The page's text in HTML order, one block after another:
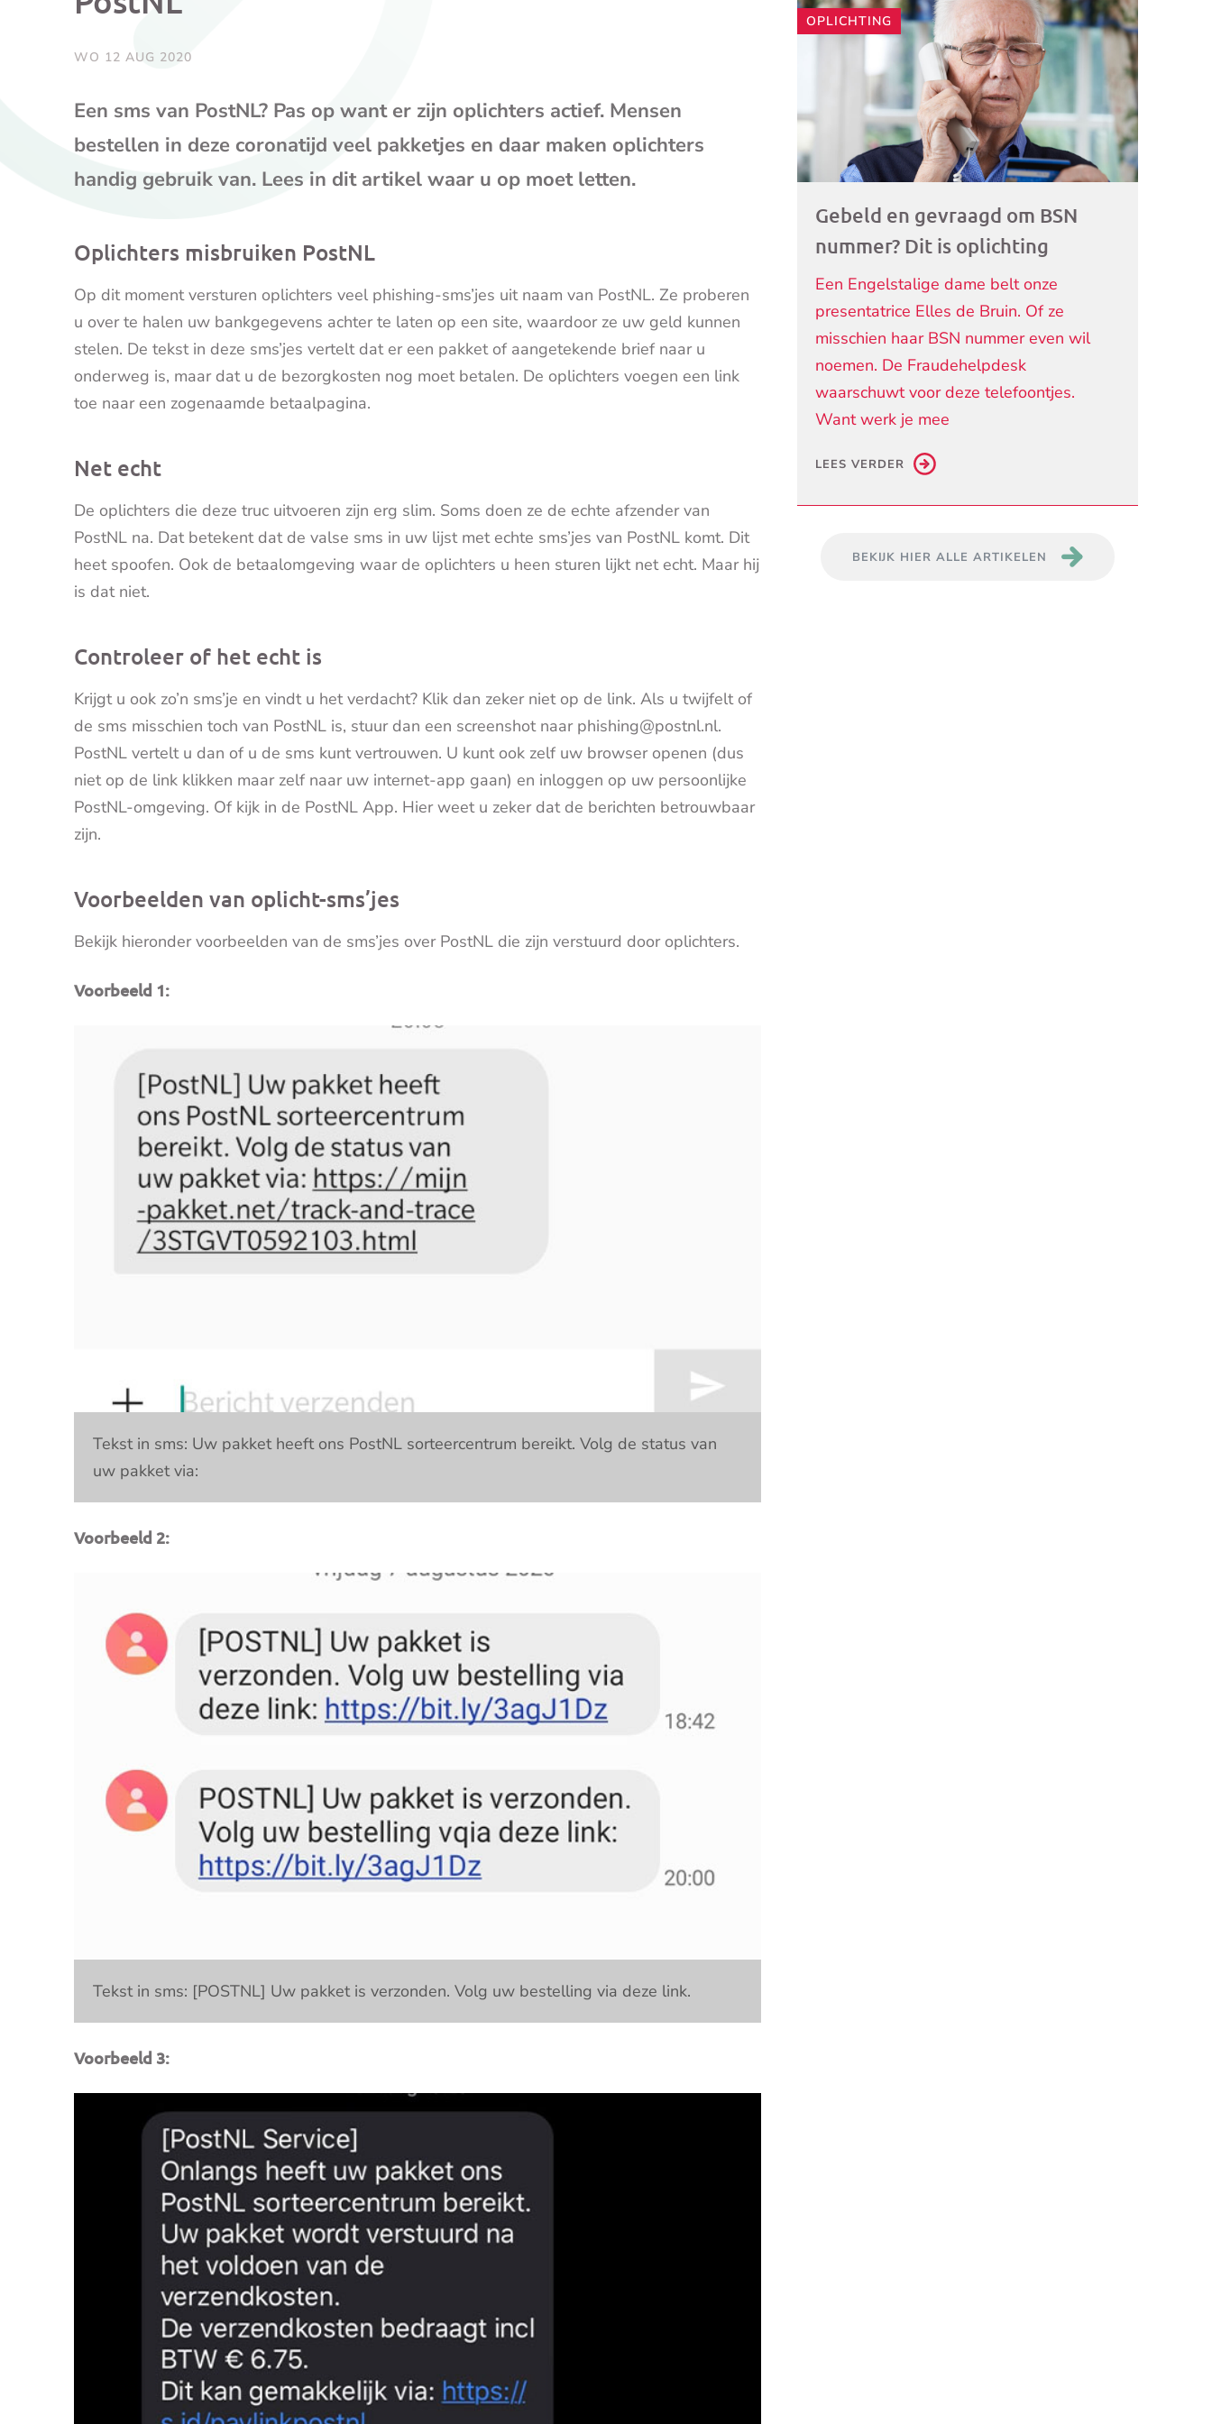
WO 12 AUG 2020
Een sms van PostNL? Pas op want er zijn oplichters actief. Mensen
bestellen in deze coronatijd veel pakketjes en daar maken oplichters
handig gebruik van. Lees in dit artikel waar u op moet letten.
Oplichters misbruiken PostNL
Op dit moment versturen oplichters veel phishing-sms’jes uit naam van PostNL. Ze proberen
u over te halen uw bankgegevens achter te laten op een site, waardoor ze uw geld kunnen
stelen. De tekst in deze sms’jes vertelt dat er een pakket of aangetekende brief naar u
onderweg is, maar dat u de bezorgkosten nog moet betalen. De oplichters voegen een link
toe naar een zogenaamde betaalpagina.
Net echt
De oplichters die deze truc uitvoeren zijn erg slim. Soms doen ze de echte afzender van
PostNL na. Dat betekent dat de valse sms in uw lijst met echte sms’jes van PostNL komt. Dit
heet spoofen. Ook de betaalomgeving waar de oplichters u heen sturen lijkt net echt. Maar hij
is dat niet.
Controleer of het echt is
Krijgt u ook zo’n sms’je en vindt u het verdacht? Klik dan zeker niet op de link. Als u twijfelt of
de sms misschien toch van PostNL is, stuur dan een screenshot naar phishing@postnl.nl.
PostNL vertelt u dan of u de sms kunt vertrouwen. U kunt ook zelf uw browser openen (dus
niet op de link klikken maar zelf naar uw internet-app gaan) en inloggen op uw persoonlijke
PostNL-omgeving. Of kijk in de PostNL App. Hier weet u zeker dat de berichten betrouwbaar
zijn.
Voorbeelden van oplicht-sms’jes
Bekijk hieronder voorbeelden van de sms’jes over PostNL die zijn verstuurd door oplichters.
Voorbeeld 1:
Tekst in sms: Uw pakket heeft ons PostNL sorteercentrum bereikt. Volg de status van
uw pakket via:
Voorbeeld 2:
Tekst in sms: [POSTNL] Uw pakket is verzonden. Volg uw bestelling via deze link.
Voorbeeld 3:
OPLICHTING
Gebeld en gevraagd om BSN
nummer? Dit is oplichting
Een Engelstalige dame belt onze
presentatrice Elles de Bruin. Of ze
misschien haar BSN nummer even wil
noemen. De Fraudehelpdesk
waarschuwt voor deze telefoontjes.
Want werk je mee
LEES VERDER
BEKIJK HIER ALLE ARTIKELEN